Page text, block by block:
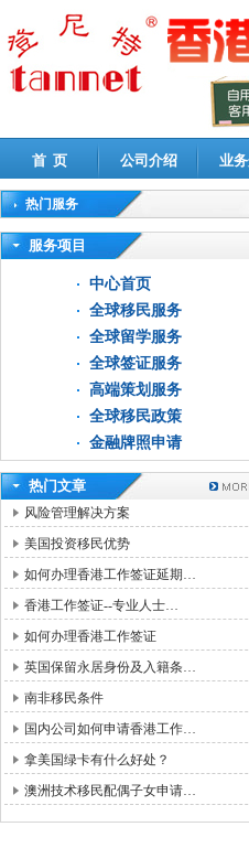
首 页 公司介绍 业
热门服务
高新技术企业认定审计|企业所得税汇
服务项目
中心首页
全球移民服务
全球留学服务
全球签证服务
高端策划服务
全球移民政策
金融牌照申请
热门文章
风险管理解决方案
美国投资移民优势
如何办理香港工作签证延期…
香港工作签证--专业人士…
如何办理香港工作签证
英国保留永居身份及入籍条…
南非移民条件
国内公司如何申请香港工作…
拿美国绿卡有什么好处？
澳洲技术移民配偶子女申请…